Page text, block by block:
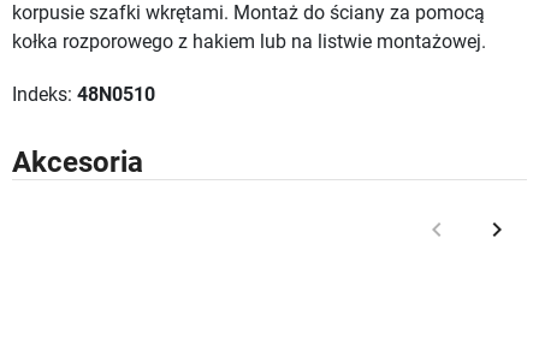
korpusie szafki wkrętami. Montaż do ściany za pomocą
kołka rozporowego z hakiem lub na listwie montażowej.
Indeks: 48N0510
Akcesoria
Poprzedni
keyboard_arrow_left keyboard_arrow_right